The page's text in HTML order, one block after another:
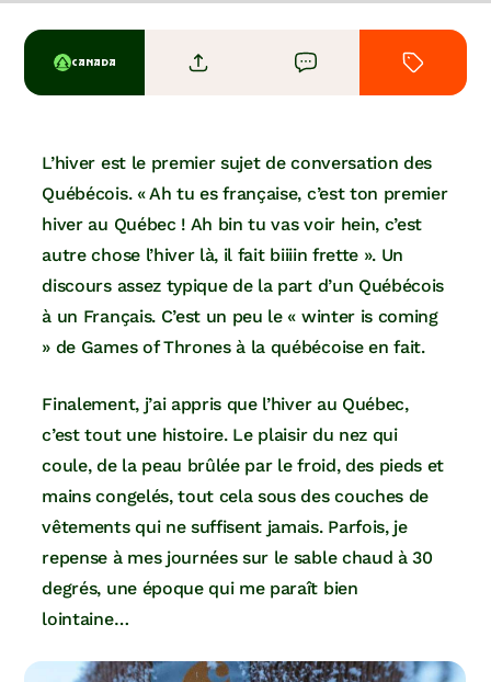
CANADA
L’hiver est le premier sujet de conversation des
Québécois. « Ah tu es française, c’est ton premier
hiver au Québec ! Ah bin tu vas voir hein, c’est
autre chose l’hiver là, il fait biiiin frette ». Un
discours assez typique de la part d’un Québécois
à un Français. C’est un peu le « winter is coming
» de Games of Thrones à la québécoise en fait.
Finalement, j’ai appris que l’hiver au Québec,
c’est tout une histoire. Le plaisir du nez qui
coule, de la peau brûlée par le froid, des pieds et
mains congelés, tout cela sous des couches de
vêtements qui ne suffisent jamais. Parfois, je
repense à mes journées sur le sable chaud à 30
degrés, une époque qui me paraît bien
lointaine…